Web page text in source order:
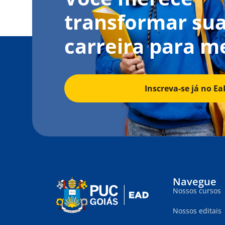
transformar
carreira para
Inscreva-se já no
Navegue
Nossos cursos
Nossos editais